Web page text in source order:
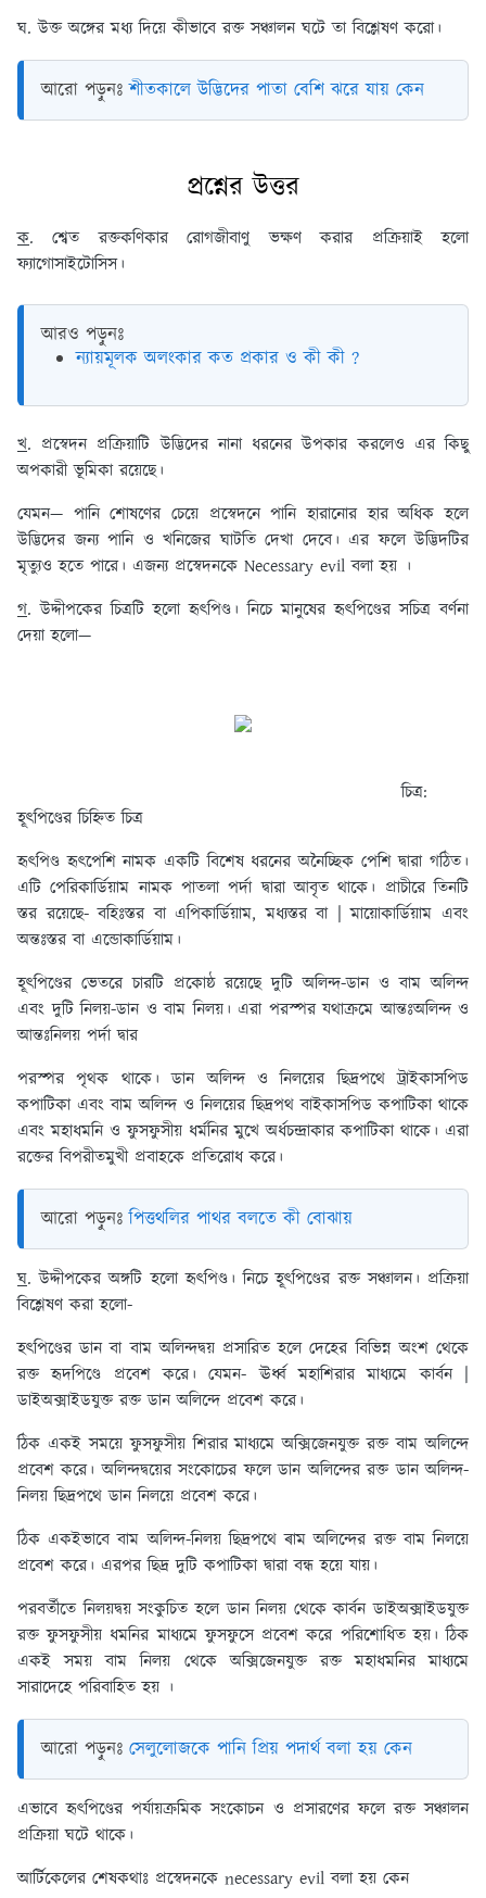
ঘ. উক্ত অঙ্গের মধ্য দিয়ে কীভাবে রক্ত সঞ্চালন ঘটে তা বিশ্লেষণ করো।
আরো পড়ুনঃশীতকালে উদ্ভিদের পাতা বেশি ঝরে যায় কেন
প্রশ্নের উত্তর
ক. শ্বেত রক্তকণিকার রোগজীবাণু ভক্ষণ করার প্রক্রিয়াই হলো
ফ্যাগোসাইটোসিস।
আরও পড়ুনঃ
ন্যায়মূলক অলংকার কত প্রকার ও কী কী ?
খ. প্রস্বেদন প্রক্রিয়াটি উদ্ভিদের নানা ধরনের উপকার করলেও এর কিছু
অপকারী ভূমিকা রয়েছে।
যেমন— পানি শোষণের চেয়ে প্রস্বেদনে পানি হারানোর হার অধিক হলে
উদ্ভিদের জন্য পানি ও খনিজের ঘাটতি দেখা দেবে। এর ফলে উদ্ভিদটির
মৃত্যুও হতে পারে। এজন্য প্রস্বেদনকে Necessary evil বলা হয় ।
গ. উদ্দীপকের চিত্রটি হলো হৃৎপিণ্ড। নিচে মানুষের হৃৎপিণ্ডের সচিত্র বর্ণনা
দেয়া হলো—
চিত্র:
হূৎপিণ্ডের চিহ্নিত চিত্র
হৃৎপিণ্ড হৃৎপেশি নামক একটি বিশেষ ধরনের অনৈচ্ছিক পেশি দ্বারা গঠিত।
এটি পেরিকার্ডিয়াম নামক পাতলা পর্দা দ্বারা আবৃত থাকে। প্রাচীরে তিনটি
স্তর রয়েছে- বহিঃস্তর বা এপিকার্ডিয়াম, মধ্যস্তর বা | মায়োকার্ডিয়াম এবং
অন্তঃস্তর বা এন্ডোকার্ডিয়াম।
হূৎপিণ্ডের ভেতরে চারটি প্রকোষ্ঠ রয়েছে দুটি অলিন্দ-ডান ও বাম অলিন্দ
এবং দুটি নিলয়-ডান ও বাম নিলয়। এরা পরস্পর যথাক্রমে আন্তঃঅলিন্দ ও
আন্তঃনিলয় পর্দা দ্বার
পরস্পর পৃথক থাকে। ডান অলিন্দ ও নিলয়ের ছিদ্রপথে ট্রাইকাসপিড
কপাটিকা এবং বাম অলিন্দ ও নিলয়ের ছিদ্রপথ বাইকাসপিড কপাটিকা থাকে
এবং মহাধমনি ও ফুসফুসীয় ধর্মনির মুখে অর্ধচন্দ্রাকার কপাটিকা থাকে। এরা
রক্তের বিপরীতমুখী প্রবাহকে প্রতিরোধ করে।
আরো পড়ুনঃপিত্তথলির পাথর বলতে কী বোঝায়
ঘ. উদ্দীপকের অঙ্গটি হলো হৃৎপিণ্ড। নিচে হূৎপিণ্ডের রক্ত সঞ্চালন। প্রক্রিয়া
বিশ্লেষণ করা হলো-
হৎপিণ্ডের ডান বা বাম অলিন্দদ্বয় প্রসারিত হলে দেহের বিভিন্ন অংশ থেকে
রক্ত হৃদপিণ্ডে প্রবেশ করে। যেমন- ঊর্ধ্ব মহাশিরার মাধ্যমে কার্বন |
ডাইঅক্সাইডযুক্ত রক্ত ডান অলিন্দে প্রবেশ করে।
ঠিক একই সময়ে ফুসফুসীয় শিরার মাধ্যমে অক্সিজেনযুক্ত রক্ত বাম অলিন্দে
প্রবেশ করে। অলিন্দদ্বয়ের সংকোচের ফলে ডান অলিন্দের রক্ত ডান অলিন্দ-
নিলয় ছিদ্রপথে ডান নিলয়ে প্রবেশ করে।
ঠিক একইভাবে বাম অলিন্দ-নিলয় ছিদ্রপথে ৰাম অলিন্দের রক্ত বাম নিলয়ে
প্রবেশ করে। এরপর ছিদ্র দুটি কপাটিকা দ্বারা বন্ধ হয়ে যায়।
পরবর্তীতে নিলয়দ্বয় সংকুচিত হলে ডান নিলয় থেকে কার্বন ডাইঅক্সাইডযুক্ত
রক্ত ফুসফুসীয় ধমনির মাধ্যমে ফুসফুসে প্রবেশ করে পরিশোধিত হয়। ঠিক
একই সময় বাম নিলয় থেকে অক্সিজেনযুক্ত রক্ত মহাধমনির মাধ্যমে
সারাদেহে পরিবাহিত হয় ।
আরো পড়ুনঃ সেলুলোজকে পানি প্রিয় পদার্থ বলা হয় কেন
এভাবে হৃৎপিণ্ডের পর্যায়ক্রমিক সংকোচন ও প্রসারণের ফলে রক্ত সঞ্চালন
প্রক্রিয়া ঘটে থাকে।
আর্টিকেলের শেষকথাঃ প্রস্বেদনকে necessary evil বলা হয় কেন